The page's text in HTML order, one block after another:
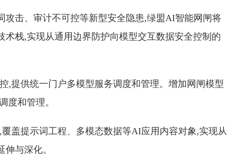
攻击、审计不可控等新型安全隐患,绿盟AI智能网闸将
栈,实现从通用边界防护向模型交互数据安全控制的
,提供统一门户多模型服务调度和管理。增加网闸模型
度和管理。
盖提示词工程、多模态数据等AI应用内容对象,实现从
与深化。